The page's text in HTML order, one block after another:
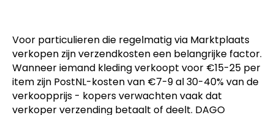
Voor particulieren die regelmatig via Marktplaats
verkopen zijn verzendkosten een belangrijke factor.
Wanneer iemand kleding verkoopt voor €15-25 per
item zijn PostNL-kosten van €7-9 al 30-40% van de
verkoopprijs - kopers verwachten vaak dat
verkoper verzending betaalt of deelt. DAGO